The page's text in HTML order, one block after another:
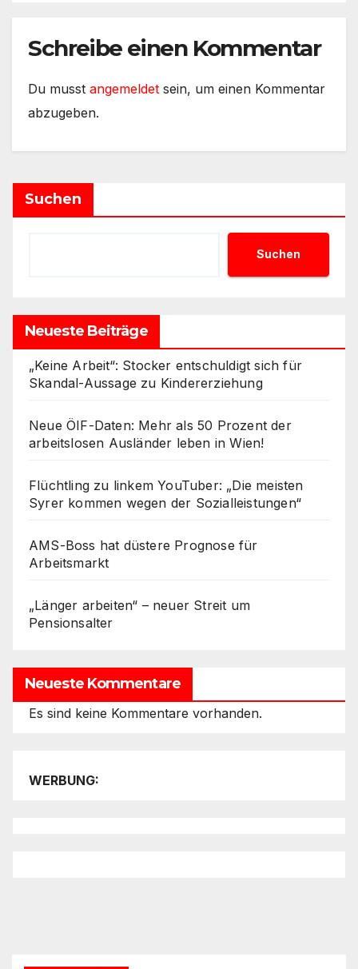
Schreibe einen Kommentar
Du musst angemeldet sein, um einen Kommentar
abzugeben.
Suchen
Suchen
Neueste Beiträge
„Keine Arbeit“: Stocker entschuldigt sich für
Skandal-Aussage zu Kindererziehung
Neue ÖIF-Daten: Mehr als 50 Prozent der
arbeitslosen Ausländer leben in Wien!
Flüchtling zu linkem YouTuber: „Die meisten
Syrer kommen wegen der Sozialleistungen“
AMS-Boss hat düstere Prognose für
Arbeitsmarkt
„Länger arbeiten“ – neuer Streit um
Pensionsalter
Neueste Kommentare
Es sind keine Kommentare vorhanden.
WERBUNG: